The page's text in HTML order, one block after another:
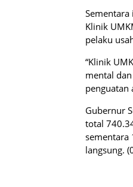
Klinik
pelaku
“Klinik
mental
penguatan
Gubernur
total
sementara
langsung.